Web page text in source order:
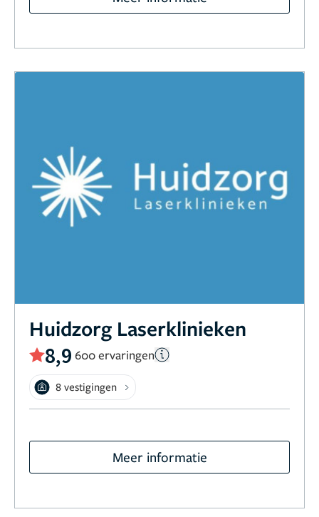
Huidzorg Laserklinieken
8,9 600 ervaringen
8 vestigingen
Meer informatie